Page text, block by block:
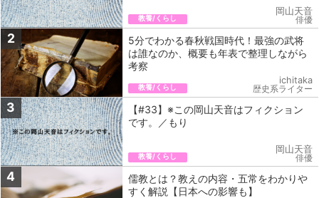
教養/くらし
岡山天音
俳優
2
5分でわかる春秋戦国時代！最強の武将
は誰なのか、概要も年表で整理しながら
考察
教養/くらし
ichitaka
歴史系ライター
3
【#33】※この岡山天音はフィクション
です。／もり
教養/くらし
岡山天音
俳優
4
儒教とは？教えの内容・五常をわかりや
すく解説【日本への影響も】